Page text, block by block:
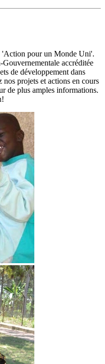
'Action pour un Monde Uni'.
accréditée
de développement dans
projets et actions en cours
de plus amples informations.